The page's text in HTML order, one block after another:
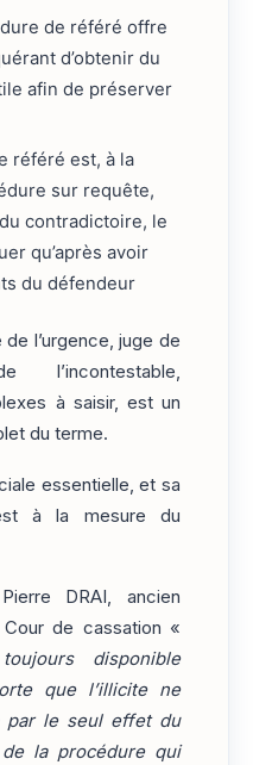
de référé offre
d’obtenir du
afin de préserver
référé est, à la
sur requête,
contradictoire, le
qu’après avoir
du défendeur
l’urgence, juge de
l’incontestable,
à saisir, est un
du terme.
essentielle, et sa
à la mesure du
DRAI, ancien
de cassation «
disponible
que l’illicite ne
par le seul effet du
la procédure qui